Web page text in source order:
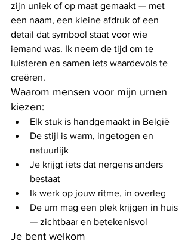
zijn uniek of op maat gemaakt — met
een naam, een kleine afdruk of een
detail dat symbool staat voor wie
iemand was. Ik neem de tijd om te
luisteren en samen iets waardevols te
creëren.
Waarom mensen voor mijn urnen
kiezen:
Elk stuk is handgemaakt in België
De stijl is warm, ingetogen en
natuurlijk
Je krijgt iets dat nergens anders
bestaat
Ik werk op jouw ritme, in overleg
De urn mag een plek krijgen in huis
— zichtbaar en betekenisvol
Je bent welkom